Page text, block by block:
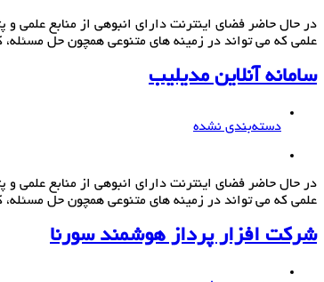
در حال حاضر فضای اینترنت دارای انبوهی از منابع علمی
علمی که می تواند در زمینه های متنوعی همچون حل
سامانه آنلاین مدیلیب
دسته‌بندی نشده
در حال حاضر فضای اینترنت دارای انبوهی از منابع علمی
علمی که می تواند در زمینه های متنوعی همچون حل
شرکت افزار پرداز هوشمند سورنا